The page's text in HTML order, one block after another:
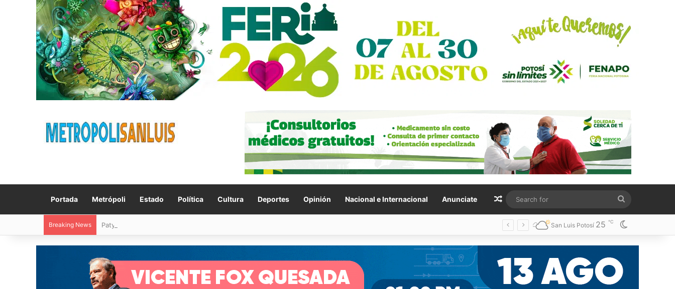
Portada Metrópoli Estado Política Cultura Deportes Opinión Nacional e Internacional Anunciate Random Article
for
Breaking News Paty Aradillas destaca impacto del nuevo desnivel de Circuito Potosí en la movilidad de Villa de Pozos San Luis Potosí 25 ℃